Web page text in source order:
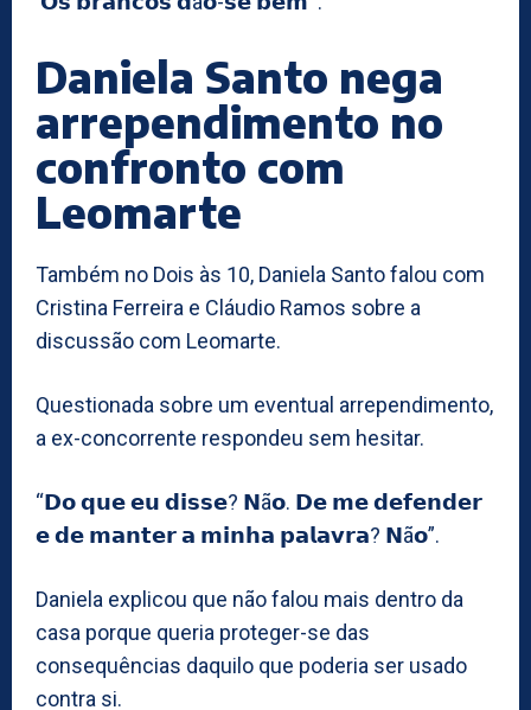
Daniela Santo nega
arrependimento no
confronto com
Leomarte
Também no Dois às 10, Daniela Santo falou com
Cristina Ferreira e Cláudio Ramos sobre a
discussão com Leomarte.
Questionada sobre um eventual arrependimento,
a ex-concorrente respondeu sem hesitar.
“𝗗𝗼 𝗾𝘂𝗲 𝗲𝘂 𝗱𝗶𝘀𝘀𝗲? 𝗡ã𝗼. 𝗗𝗲 𝗺𝗲 𝗱𝗲𝗳𝗲𝗻𝗱𝗲𝗿
𝗲 𝗱𝗲 𝗺𝗮𝗻𝘁𝗲𝗿 𝗮 𝗺𝗶𝗻𝗵𝗮 𝗽𝗮𝗹𝗮𝘃𝗿𝗮? 𝗡ã𝗼”.
Daniela explicou que não falou mais dentro da
casa porque queria proteger-se das
consequências daquilo que poderia ser usado
contra si.